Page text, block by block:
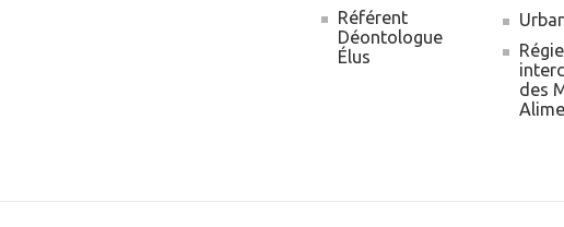
Référent
Déontologue
Élus
Régie
des